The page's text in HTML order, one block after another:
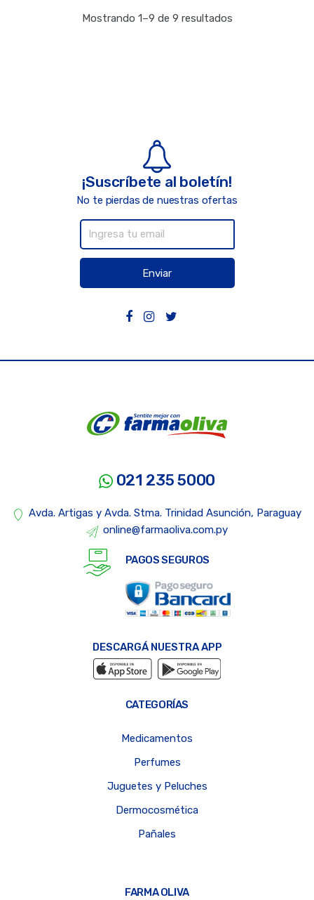
Mostrando 1–9 de 9 resultados
¡Suscríbete al boletín!
No te pierdas de nuestras ofertas
Enviar
021 235 5000
Avda. Artigas y Avda. Stma. Trinidad Asunción, Paraguay
online@farmaoliva.com.py
PAGOS SEGUROS
DESCARGÁ NUESTRA APP
CATEGORÍAS
Medicamentos
Perfumes
Juguetes y Peluches
Dermocosmética
Pañales
FARMA OLIVA